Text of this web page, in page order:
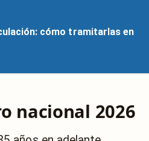
cómo tramitarlas en
nacional 2026